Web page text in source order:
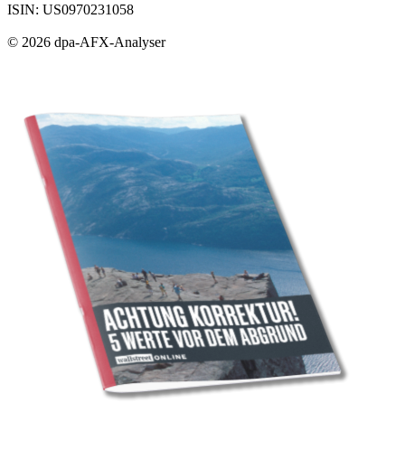
ISIN: US0970231058
© 2026 dpa-AFX-Analyser